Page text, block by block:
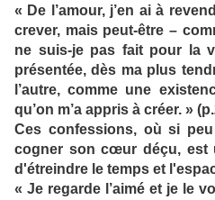
« De l’amour, j’en ai à
crever, mais peut-être –
ne suis-je pas fait pour la
présentée, dès ma plus
l’autre, comme une
qu’on m’a appris à créer. »
Ces confessions, où si
cogner son cœur déçu, est
d'étreindre le temps et
« Je regarde l’aimé et je le